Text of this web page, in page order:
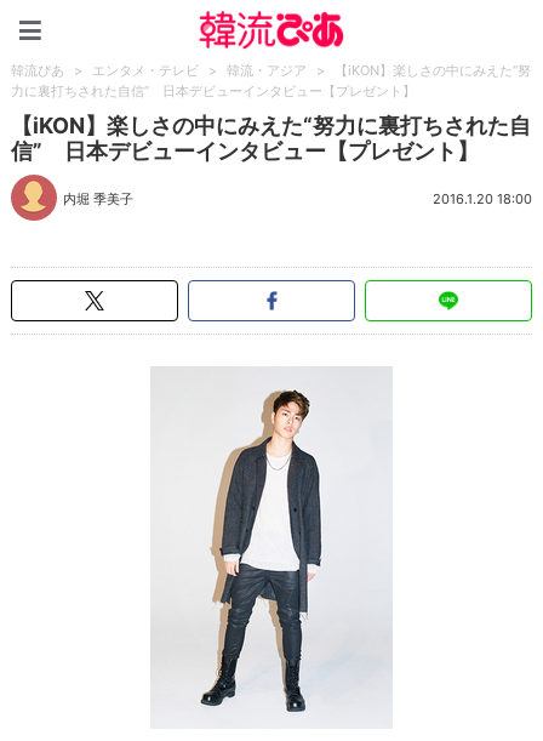
韓流ぴあ > エンタメ・テレビ > 韓流・アジア >
【iKON】楽しさの中にみえた“努
力に裏打ちされた自信” 日本デビューインタビュー【プレゼント】
【iKON】楽しさの中にみえた“努力に裏打ちされた自
信” 日本デビューインタビュー【プレゼント】
内堀 季美子 2016.1.20 18:00